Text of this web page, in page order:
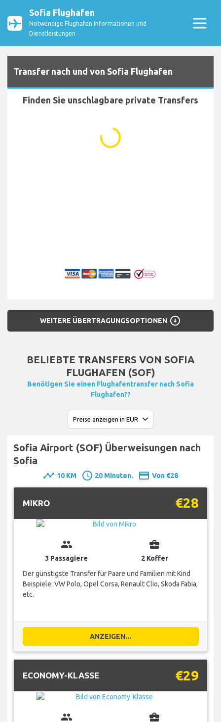
Sofia Flughafen
Notwendige Flughafen Informationen und
Dienstleistungen
Transfer nach und von Sofia Flughafen
Finden Sie unschlagbare private Transfers
...
WEITERE ÜBERTRAGUNGSOPTIONEN arrow_circle_down
BELIEBTE TRANSFERS VON SOFIA
FLUGHAFEN (SOF)
Benötigen Sie einen Flughafentransfer nach Sofia
Flughafen??
Sofia Airport (SOF) Überweisungen nach
Sofia
timeline 10 KM schedule 20 Minuten. payment Von €28
MIKRO €28
group
3 Passagiere
business_center
2 Koffer
Der günstigste Transfer für Paare und Familien mit Kind
Beispiele: VW Polo, Opel Corsa, Renault Clio, Skoda Fabia,
etc.
ANZEIGEN...
ECONOMY-KLASSE €29
group business_center